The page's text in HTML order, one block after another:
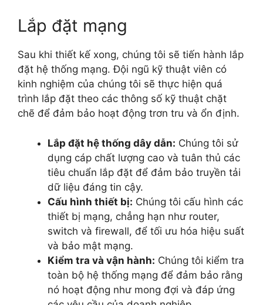
Lắp đặt mạng
Sau khi thiết kế xong, chúng tôi sẽ tiến hành lắp
đặt hệ thống mạng. Đội ngũ kỹ thuật viên có
kinh nghiệm của chúng tôi sẽ thực hiện quá
trình lắp đặt theo các thông số kỹ thuật chặt
chẽ để đảm bảo hoạt động trơn tru và ổn định.
Lắp đặt hệ thống dây dẫn: Chúng tôi sử
dụng cáp chất lượng cao và tuân thủ các
tiêu chuẩn lắp đặt để đảm bảo truyền tải
dữ liệu đáng tin cậy.
Cấu hình thiết bị: Chúng tôi cấu hình các
thiết bị mạng, chẳng hạn như router,
switch và firewall, để tối ưu hóa hiệu suất
và bảo mật mạng.
Kiểm tra và vận hành: Chúng tôi kiểm tra
toàn bộ hệ thống mạng để đảm bảo rằng
nó hoạt động như mong đợi và đáp ứng